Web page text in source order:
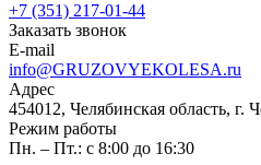
+7 (351) 217-01-44
Заказать звонок
E-mail
info@GRUZOVYEKOLESA.ru
Адрес
454012, Челябинская область,
Режим работы
Пн. – Пт.: с 8:00 до 16:30